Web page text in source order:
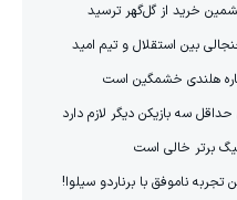
خرید از گل‌گهر ترسید
بین استقلال و تیم امید
هلندی خشمگین است
سه بازیکن دیگر لازم دارد
برتر خالی است
تجربه ناموفق با برناردو سیلوا!